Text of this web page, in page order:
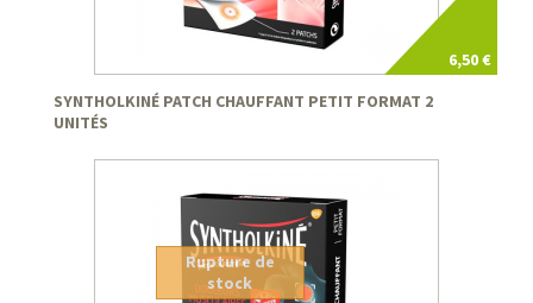
6,50 €
SYNTHOLKINÉ PATCH CHAUFFANT PETIT FORMAT 2
UNITÉS
Rupture de
stock